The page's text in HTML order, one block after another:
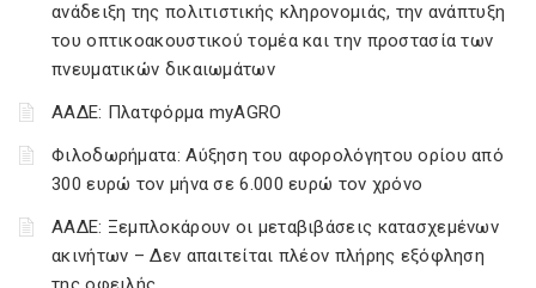
ανάδειξη της πολιτιστικής κληρονομιάς, την ανάπτυξη
του οπτικοακουστικού τομέα και την προστασία των
πνευματικών δικαιωμάτων
ΑΑΔΕ: Πλατφόρμα myAGRO
Φιλοδωρήματα: Αύξηση του αφορολόγητου ορίου από
300 ευρώ τον μήνα σε 6.000 ευρώ τον χρόνο
ΑΑΔΕ: Ξεμπλοκάρουν οι μεταβιβάσεις κατασχεμένων
ακινήτων – Δεν απαιτείται πλέον πλήρης εξόφληση